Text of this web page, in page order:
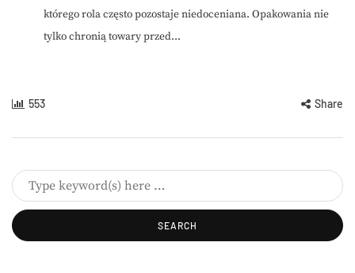
którego rola często pozostaje niedoceniana. Opakowania nie
tylko chronią towary przed...
553 Share